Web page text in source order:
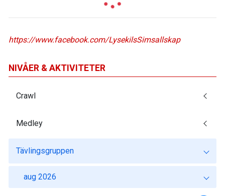
https://www.facebook.com/LysekilsSimsallskap
NIVÅER & AKTIVITETER
Crawl
Medley
Tävlingsgruppen
aug 2026